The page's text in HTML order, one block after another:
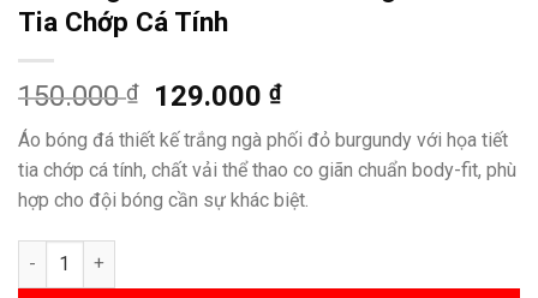
Tia Chớp Cá Tính
150.000₫
Giá
gốc
là:
150.000 ₫.
129.000₫Giá
hiện
tại
là:
129.000 ₫.
Áo bóng đá thiết kế trắng ngà phối đỏ burgundy với họa tiết
tia chớp cá tính, chất vải thể thao co giãn chuẩn body-fit, phù
hợp cho đội bóng cần sự khác biệt.
Áo Bóng Đá Thiết Kế Màu Vàng Kem - Tia Chớp Cá Tính số